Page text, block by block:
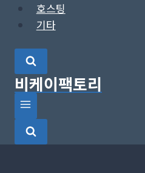
호스팅
기타
비케이팩토리